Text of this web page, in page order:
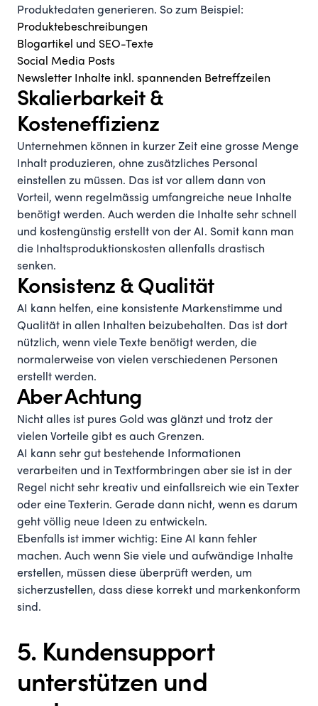
Produktedaten generieren. So zum Beispiel:
Produktebeschreibungen
Blogartikel und SEO-Texte
Social Media Posts
Newsletter Inhalte inkl. spannenden Betreffzeilen
Skalierbarkeit &
Kosteneffizienz
Unternehmen können in kurzer Zeit eine grosse Menge
Inhalt produzieren, ohne zusätzliches Personal
einstellen zu müssen. Das ist vor allem dann von
Vorteil, wenn regelmässig umfangreiche neue Inhalte
benötigt werden. Auch werden die Inhalte sehr schnell
und kostengünstig erstellt von der AI. Somit kann man
die Inhaltsproduktionskosten allenfalls drastisch
senken.
Konsistenz & Qualität
AI kann helfen, eine konsistente Markenstimme und
Qualität in allen Inhalten beizubehalten. Das ist dort
nützlich, wenn viele Texte benötigt werden, die
normalerweise von vielen verschiedenen Personen
erstellt werden.
Aber Achtung
Nicht alles ist pures Gold was glänzt und trotz der
vielen Vorteile gibt es auch Grenzen.
AI kann sehr gut bestehende Informationen
verarbeiten und in Textformbringen aber sie ist in der
Regel nicht sehr kreativ und einfallsreich wie ein Texter
oder eine Texterin. Gerade dann nicht, wenn es darum
geht völlig neue Ideen zu entwickeln.
Ebenfalls ist immer wichtig: Eine AI kann fehler
machen. Auch wenn Sie viele und aufwändige Inhalte
erstellen, müssen diese überprüft werden, um
sicherzustellen, dass diese korrekt und markenkonform
sind.
5. Kundensupport
unterstützen und